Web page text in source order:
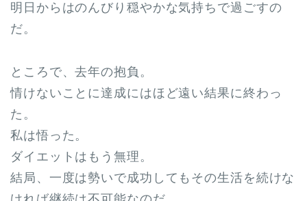
明日からはのんびり穏やかな気持ちで過ごすの
だ。
ところで、去年の抱負。
情けないことに達成にはほど遠い結果に終わっ
た。
私は悟った。
ダイエットはもう無理。
結局、一度は勢いで成功してもその生活を続けな